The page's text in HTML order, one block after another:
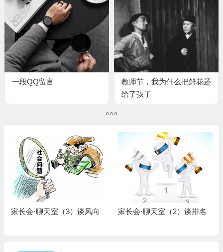
一段QQ留言
教师节，我为什么把鲜花还
给了孩子
家长会·聊天室（3）谈风向 家长会·聊天室（2）谈排名